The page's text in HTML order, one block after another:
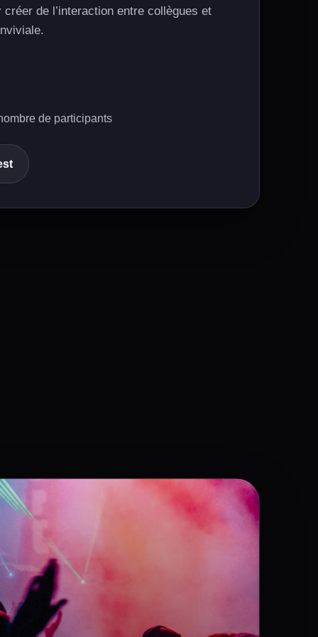
de l’interaction entre collègues et
de participants